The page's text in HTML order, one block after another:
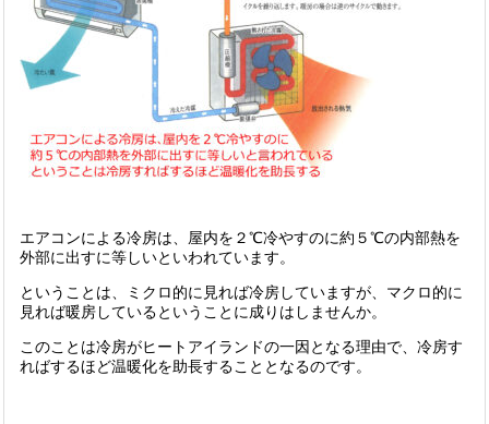
エアコンによる冷房は、屋内を２℃冷やすのに約５℃の内部熱を
外部に出すに等しいといわれています。
ということは、ミクロ的に見れば冷房していますが、マクロ的に
見れば暖房しているということに成りはしませんか。
このことは冷房がヒートアイランドの一因となる理由で、冷房す
ればするほど温暖化を助長することとなるのです。